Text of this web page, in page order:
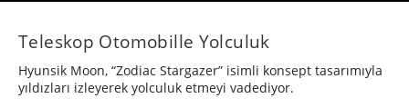
Teleskop Otomobille Yolculuk
Hyunsik Moon, “Zodiac Stargazer” isimli konsept tasarımıyla
yıldızları izleyerek yolculuk etmeyi vadediyor.